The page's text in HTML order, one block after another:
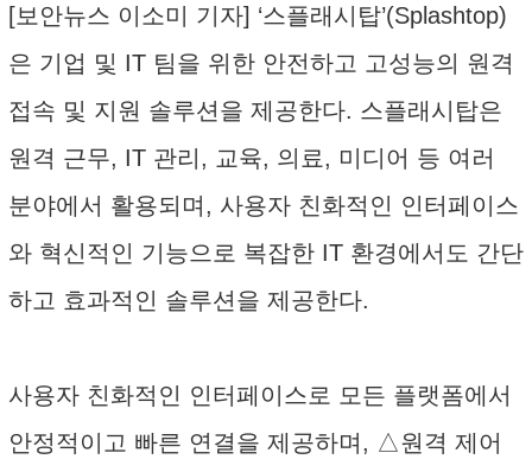
[보안뉴스 이소미 기자] ‘스플래시탑’(Splashtop)
은 기업 및 IT 팀을 위한 안전하고 고성능의 원격
접속 및 지원 솔루션을 제공한다. 스플래시탑은
원격 근무, IT 관리, 교육, 의료, 미디어 등 여러
분야에서 활용되며, 사용자 친화적인 인터페이스
와 혁신적인 기능으로 복잡한 IT 환경에서도 간단
하고 효과적인 솔루션을 제공한다.
사용자 친화적인 인터페이스로 모든 플랫폼에서
안정적이고 빠른 연결을 제공하며, △원격 제어